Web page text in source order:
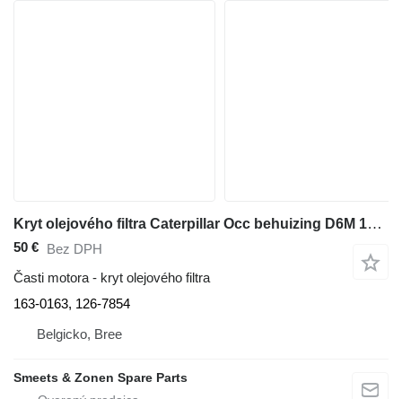
Kryt olejového filtra Caterpillar Occ behuizing D6M 163-0163 na buldozéra
50 € Bez DPH
Časti motora - kryt olejového filtra
163-0163, 126-7854
Belgicko, Bree
Smeets & Zonen Spare Parts